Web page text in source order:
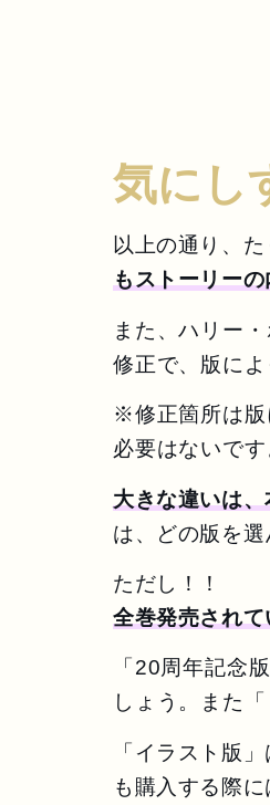
気にし
以上の通り、
もストーリー
また、ハリー
修正で、版に
※修正箇所は版
必要はないです
大きな違いは
は、どの版を選
ただし！！
全巻発売され
「20周年記念
しょう。また
「イラスト版
も購入する際に